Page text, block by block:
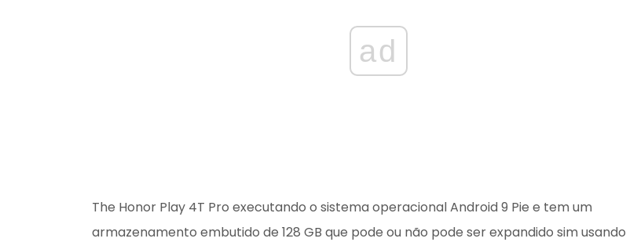
ad
The Honor Play 4T Pro executando o sistema operacional Android 9 Pie e tem um
armazenamento embutido de 128 GB que pode ou não pode ser expandido sim usando